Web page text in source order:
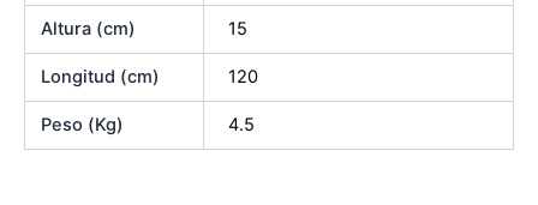
Altura (cm) 15
Longitud (cm) 120
Peso (Kg) 4.5